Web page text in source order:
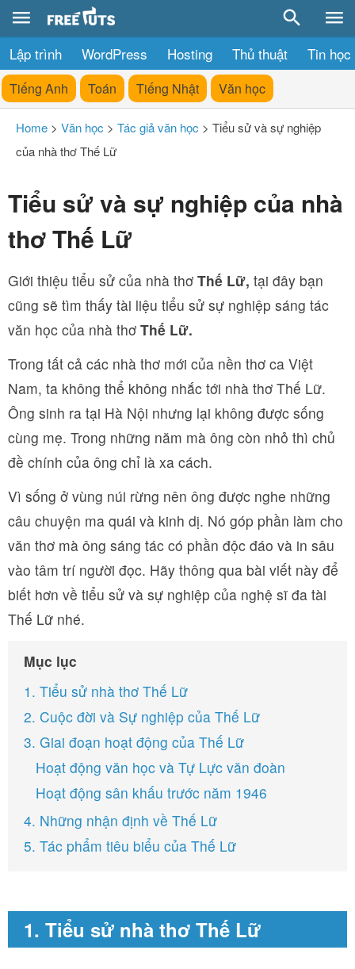
Lập trình WordPress Hosting Thủ thuật Tin học
Tiếng Anh Toán Tiếng Nhật Văn học
Home > Văn học > Tác giả văn học > Tiểu sử và sự nghiệp
của nhà thơ Thế Lữ
Tiểu sử và sự nghiệp của nhà
thơ Thế Lữ
Giới thiệu tiểu sử của nhà thơ Thế Lữ, tại đây bạn
cũng sẽ tìm thấy tài liệu tiểu sử sự nghiệp sáng tác
văn học của nhà thơ Thế Lữ.
Trong tất cả các nhà thơ mới của nền thơ ca Việt
Nam, ta không thể không nhắc tới nhà thơ Thế Lữ.
Ông sinh ra tại Hà Nội nhưng lại không được sống
cùng mẹ. Trong những năm mà ông còn nhỏ thì chủ
đề chính của ông chỉ là xa cách.
Vì sống ở vùng núi rừng nên ông được nghe những
câu chuyện ma quái và kinh dị. Nó góp phần làm cho
văn thơ mà ông sáng tác có phần độc đáo và in sâu
vào tâm trí người đọc. Hãy thông qua bài viết này để
biết hơn về tiểu sử và sự nghiệp của nghệ sĩ đa tài
Thế Lữ nhé.
Mục lục
1. Tiểu sử nhà thơ Thế Lữ
2. Cuộc đời và Sự nghiệp của Thế Lữ
3. Giai đoạn hoạt động của Thế Lữ
Hoạt động văn học và Tự Lực văn đoàn
Hoạt động sân khấu trước năm 1946
4. Những nhận định về Thế Lữ
5. Tác phẩm tiêu biểu của Thế Lữ
1. Tiểu sử nhà thơ Thế Lữ